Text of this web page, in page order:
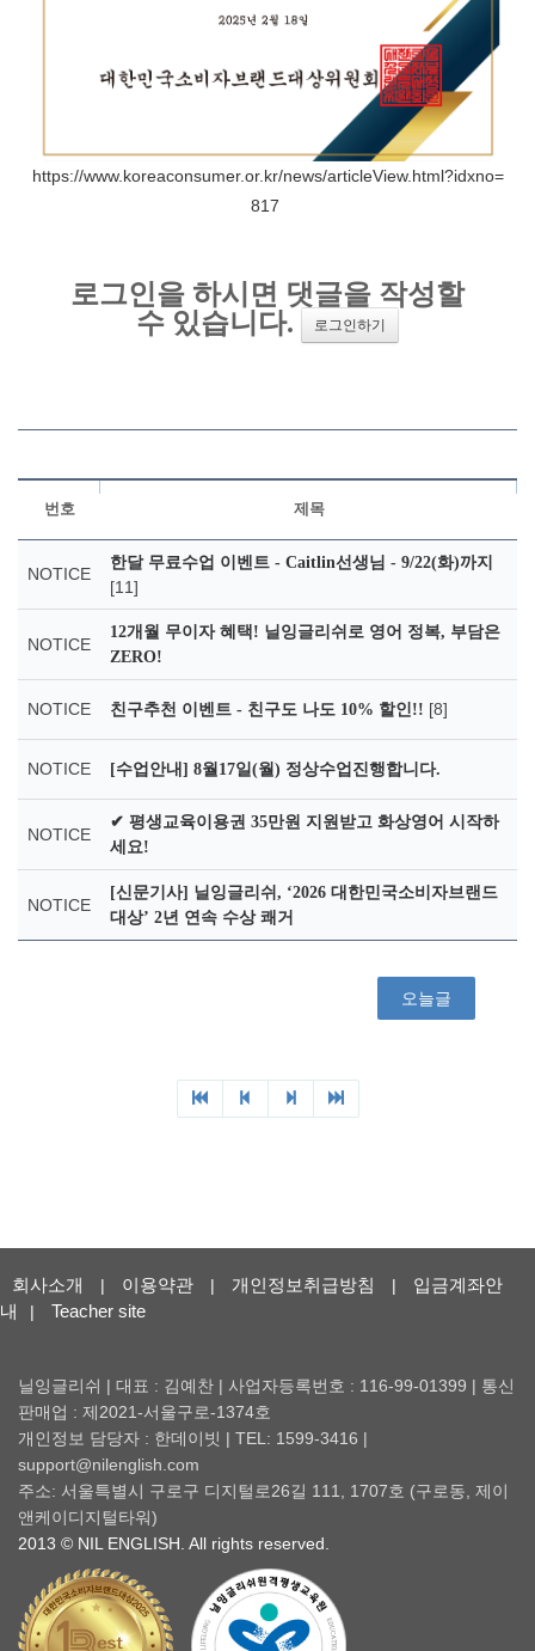
https://www.koreaconsumer.or.kr/news/articleView.html?idxno=
817
회사소개 | 이용약관 | 개인정보취급방침 |
입금계좌안
내
| Teacher site
닐잉글리쉬 | 대표 : 김예찬 | 사업자등록번호 : 116-99-01399 | 통신
판매업 : 제2021-서울구로-1374호
개인정보 담당자 : 한데이빗 | TEL: 1599-3416 |
support@nilenglish.com
주소: 서울특별시 구로구 디지털로26길 111, 1707호 (구로동, 제이
앤케이디지털타워)
2013 © NIL ENGLISH. All rights reserved.